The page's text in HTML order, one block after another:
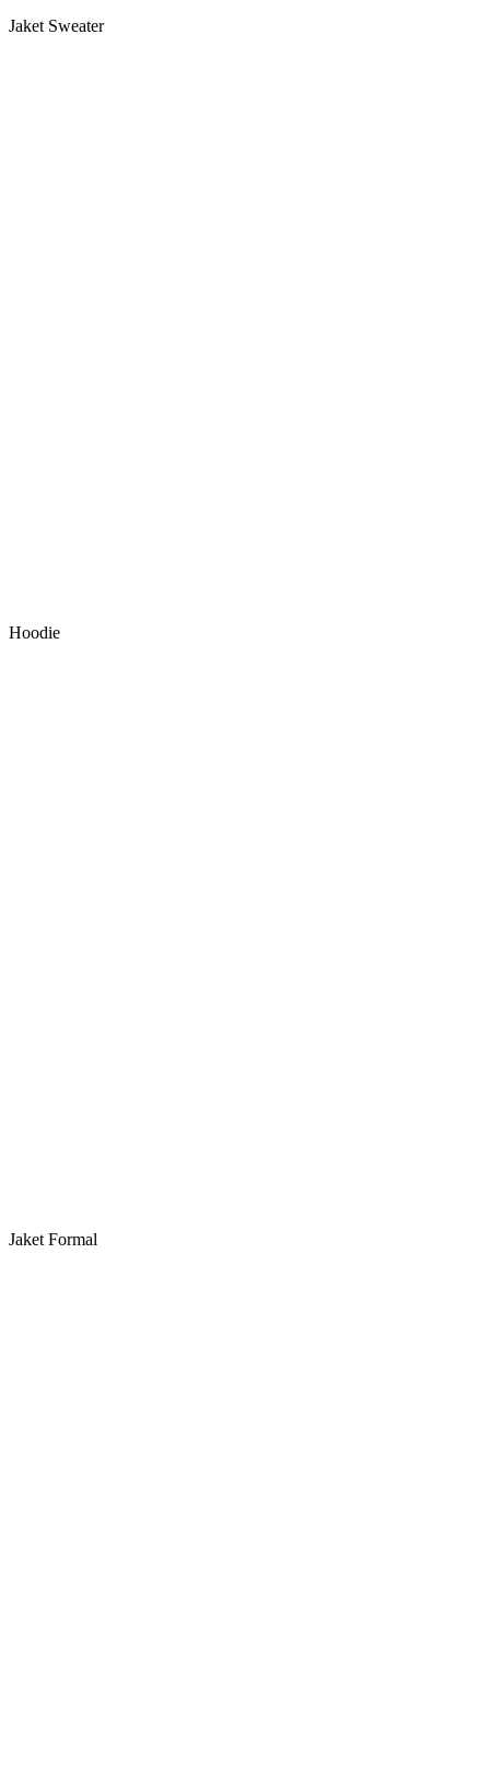
Jaket Sweater
Hoodie
Jaket Formal